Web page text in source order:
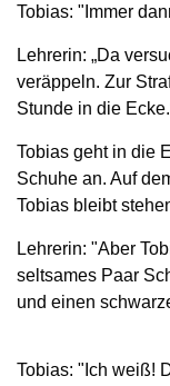
Tobias: "Immer
Lehrerin: „Da
veräppeln. Zur
Stunde in die
Tobias geht in die
Schuhe an. Auf
Tobias bleibt
Lehrerin: "Aber
seltsames Paar
und einen
Tobias: "Ich weiß!